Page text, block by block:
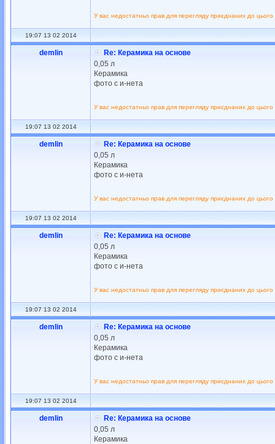
У вас недостатньо прав для перегляду приєднаних до цього
19:07 13 02 2014
demlin
Re: Керамика на основе
0,05 л
Керамика
фото с и-нета
У вас недостатньо прав для перегляду приєднаних до цього
19:07 13 02 2014
demlin
Re: Керамика на основе
0,05 л
Керамика
фото с и-нета
У вас недостатньо прав для перегляду приєднаних до цього
19:07 13 02 2014
demlin
Re: Керамика на основе
0,05 л
Керамика
фото с и-нета
У вас недостатньо прав для перегляду приєднаних до цього
19:07 13 02 2014
demlin
Re: Керамика на основе
0,05 л
Керамика
фото с и-нета
У вас недостатньо прав для перегляду приєднаних до цього
19:07 13 02 2014
demlin
Re: Керамика на основе
0,05 л
Керамика